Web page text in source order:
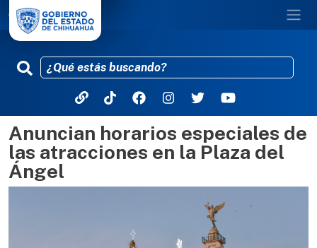
Pasar al contenido principal
Anuncian horarios especiales de
las atracciones en la Plaza del
Ángel